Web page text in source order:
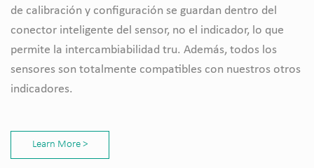
de calibración y configuración se guardan dentro del
conector inteligente del sensor, no el indicador, lo que
permite la intercambiabilidad tru. Además, todos los
sensores son totalmente compatibles con nuestros otros
indicadores.
Learn More >